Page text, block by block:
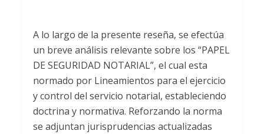
A lo largo de la presente reseña, se efectúa
un breve análisis relevante sobre los “PAPEL
DE SEGURIDAD NOTARIAL”, el cual esta
normado por Lineamientos para el ejercicio
y control del servicio notarial, estableciendo
doctrina y normativa. Reforzando la norma
se adjuntan jurisprudencias actualizadas